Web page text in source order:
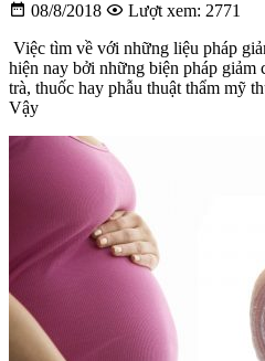
08/8/2018
Lượt xem: 2771
Việc tìm về với những liệu pháp
hiện nay bởi những biện pháp giảm
trà, thuốc hay phẫu thuật thẩm mỹ
Vậy